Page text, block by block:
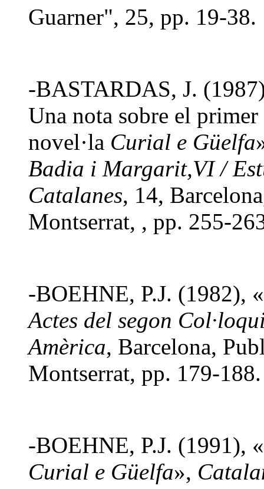
Guarner", 25, pp. 19-38.
-BASTARDAS, J.
Una nota sobre el
novel·la Curial e Güelfa
Badia i Margarit,VI /
Catalanes, 14,
Montserrat, , pp. 255-
-BOEHNE, P.J. (1982),
Actes del segon
Amèrica, Barcelona,
Montserrat, pp. 179-188.
-BOEHNE, P.J. (1991),
Curial e Güelfa»,